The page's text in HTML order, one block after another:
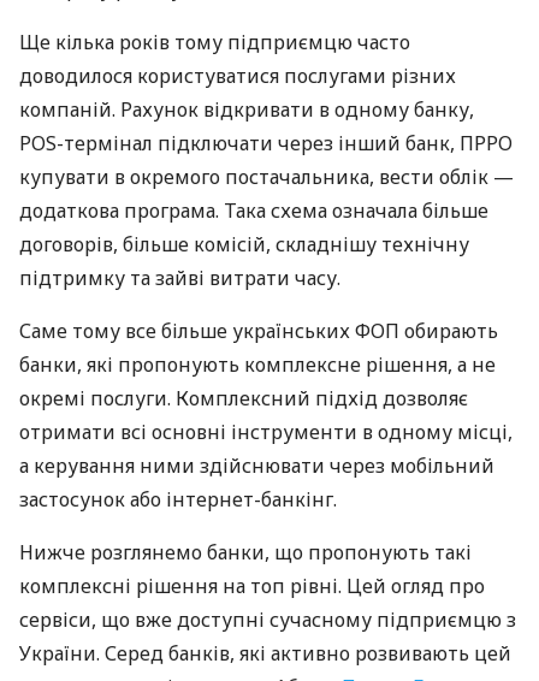
Ще кілька років тому підприємцю часто
доводилося користуватися послугами різних
компаній. Рахунок відкривати в одному банку,
POS-термінал підключати через інший банк, ПРРО
купувати в окремого постачальника, вести облік —
додаткова програма. Така схема означала більше
договорів, більше комісій, складнішу технічну
підтримку та зайві витрати часу.
Саме тому все більше українських ФОП обирають
банки, які пропонують комплексне рішення, а не
окремі послуги. Комплексний підхід дозволяє
отримати всі основні інструменти в одному місці,
а керування ними здійснювати через мобільний
застосунок або інтернет-банкінг.
Нижче розглянемо банки, що пропонують такі
комплексні рішення на топ рівні. Цей огляд про
сервіси, що вже доступні сучасному підприємцю з
України. Серед банків, які активно розвивають цей